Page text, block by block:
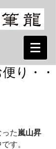
り・・
た 嵐山昇
す。